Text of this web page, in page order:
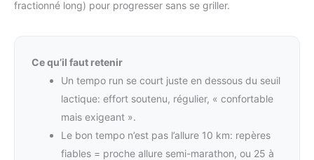
fractionné long) pour progresser sans se griller.
Ce qu’il faut retenir
Un tempo run se court juste en dessous du seuil
lactique: effort soutenu, régulier, « confortable
mais exigeant ».
Le bon tempo n’est pas l’allure 10 km: repères
fiables = proche allure semi-marathon, ou 25 à